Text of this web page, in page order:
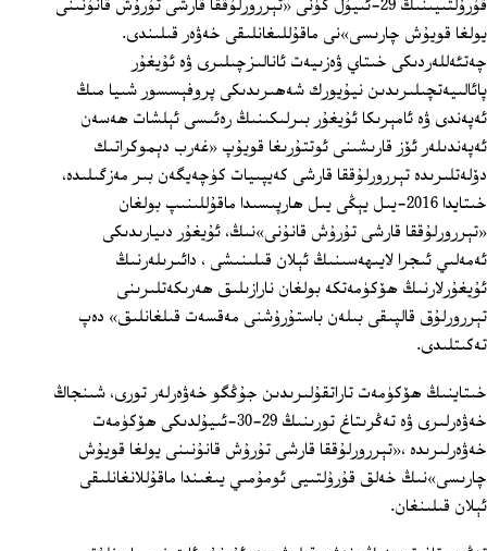
قۇرۇلتىيىنىڭ 29-ئىيۇل كۈنى «تېررورلۇققا قارشى تۇرۇش قانۇنىنى
يولغا قويۇش چارىسى»نى ماقۇللىغانلىقى خەۋەر قىلىندى.
چەتئەللەردىكى خىتاي ۋەزىيەت ئانالىزچىلىرى ۋە ئۇيغۇر
پائالىيەتچىلىرىدىن نيۇيورك شەھىرىدىكى پروفېسسور شىيا مىڭ
ئەپەندى ۋە ئامېرىكا ئۇيغۇر بىرلىكىنىڭ رەئىسى ئېلشات ھەسەن
ئەپەندىلەر ئۆز قارىشىنى ئوتتۇرىغا قويۇپ «غەرب دېموكراتىك
دۆلەتلىرىدە تېررورلۇققا قارشى كەيپىيات كۈچەيگەن بىر مەزگىلىدە،
خىتايدا 2016-يىل يېڭى يىل ھارپىسىدا ماقۇللىنىپ بولغان
«تېررورلۇققا قارشى تۇرۇش قانۇنى»نىڭ، ئۇيغۇر دىيارىدىكى
ئەمەلىي ئىجرا لايىھەسىنىڭ ئېلان قىلىنىشى ، دائىرىلەرنىڭ
ئۇيغۇرلارنىڭ ھۆكۈمەتكە بولغان نارازىلىق ھەرىكەتلىرىنى
تېررورلۇق قالپىقى بىلەن باستۇرۇشنى مەقسەت قىلغانلىق» دەپ
تەكىتلىدى.
خىتاينىڭ ھۆكۈمەت تاراتقۇلىرىدىن جۇڭگو خەۋەرلەر تورى، شىنجاڭ
خەۋەرلىرى ۋە تەڭرىتاغ تورىنىڭ 29-30-ئىيۇلدىكى ھۆكۈمەت
خەۋەرلىرىدە ،«تېررورلۇققا قارشى تۇرۇش قانۇنىنى يولغا قويۇش
چارىسى»نىڭ خەلق قۇرۇلتىيى ئومۇمىي يىغىندا ماقۇللانغانلىقى
ئېلان قىلىنغان.